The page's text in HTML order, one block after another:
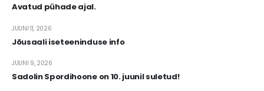
Avatud pühade ajal.
Jõusaali iseteeninduse info
JUUNI 11, 2026
Sadolin Spordihoone on 10. juunil suletud!
JUUNI 9, 2026